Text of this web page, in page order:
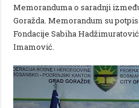
Memoranduma o saradnji
Goražda. Memorandum su
Fondacije Sabiha
Imamović.